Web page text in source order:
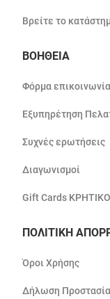
Βρείτε το
ΒΟΗΘΕΙΑ
Φόρμα
Εξυπηρέτηση
Συχνές ερωτήσεις
Διαγωνισμοί
Gift Cards
ΠΟΛΙΤΙΚΗ
Όροι Χρήσης
Δήλωση